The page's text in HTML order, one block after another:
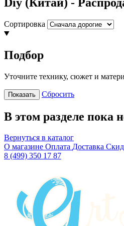
Сортировка
Подбор
Уточните технику, сюжет и
Показать Сбросить
В этом разделе пока
Вернуться в каталог
О магазине Оплата Доставка
8 (499) 350 17 87